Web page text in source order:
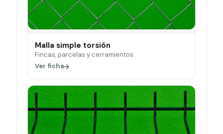
Malla simple torsión
Fincas, parcelas y cerramientos.
Ver ficha